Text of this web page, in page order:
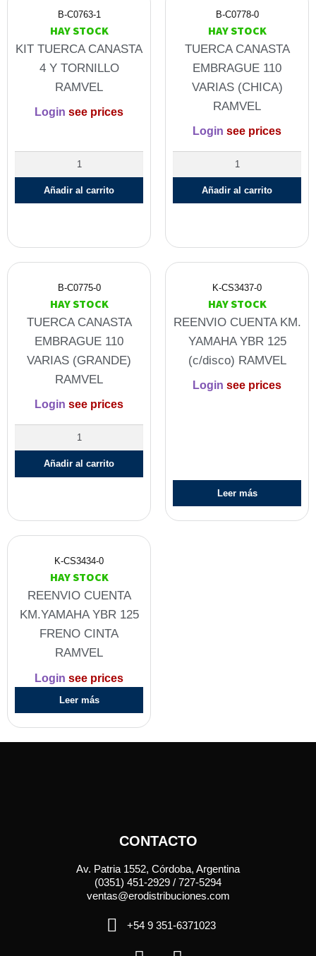
B-C0763-1
HAY STOCK
KIT TUERCA CANASTA
4 Y TORNILLO
RAMVEL
Login see prices
Añadir al carrito
B-C0778-0
HAY STOCK
TUERCA CANASTA
EMBRAGUE 110
VARIAS (CHICA)
RAMVEL
Login see prices
Añadir al carrito
B-C0775-0
HAY STOCK
TUERCA CANASTA
EMBRAGUE 110
VARIAS (GRANDE)
RAMVEL
Login see prices
Añadir al carrito
K-CS3437-0
HAY STOCK
REENVIO CUENTA KM.
YAMAHA YBR 125
(c/disco) RAMVEL
Login see prices
Leer más
K-CS3434-0
HAY STOCK
REENVIO CUENTA
KM.YAMAHA YBR 125
FRENO CINTA
RAMVEL
Login see prices
Leer más
CONTACTO
Av. Patria 1552, Córdoba, Argentina
(0351) 451-2929 / 727-5294
ventas@erodistribuciones.com
+54 9 351-6371023